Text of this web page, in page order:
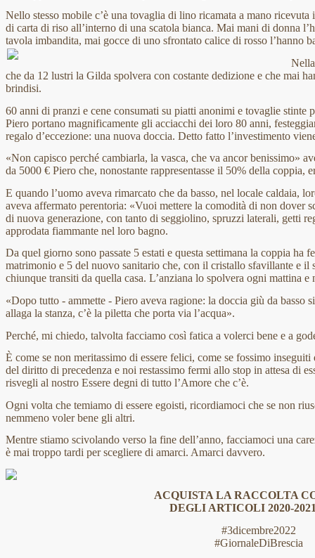
Nello stesso mobile c’è una tovaglia di lino ricamata a mano
di carta di riso all’interno di una scatola bianca. Mai mani di donna
tavola imbandita, mai gocce di uno sfrontato calice di rosso l’hanno
che da 12 lustri la Gilda spolvera con costante dedizione e che mai
brindisi.
60 anni di pranzi e cene consumati su piatti anonimi e tovaglie stinte
Piero portano magnificamente gli acciacchi dei loro 80 anni,
regalo d’eccezione: una nuova doccia. Detto fatto l’investimento
«Non capisco perché cambiarla, la vasca, che va ancor benissimo»
da 5000 € Piero che, nonostante rappresentasse il 50% della coppia,
E quando l’uomo aveva rimarcato che da basso, nel locale caldaia,
aveva affermato perentoria: «Vuoi mettere la comodità di non dover
di nuova generazione, con tanto di seggiolino, spruzzi laterali, getti
approdata fiammante nel loro bagno.
Da quel giorno sono passate 5 estati e questa settimana la coppia ha
matrimonio e 5 del nuovo sanitario che, con il cristallo sfavillante e il
chiunque transiti da quella casa. L’anziana lo spolvera ogni mattina e
«Dopo tutto - ammette - Piero aveva ragione: la doccia giù da basso
allaga la stanza, c’è la piletta che porta via l’acqua».
Perché, mi chiedo, talvolta facciamo così fatica a volerci bene e a
È come se non meritassimo di essere felici, come se fossimo
del diritto di precedenza e noi restassimo fermi allo stop in attesa di
risvegli al nostro Essere degni di tutto l’Amore che c’è.
Ogni volta che temiamo di essere egoisti, ricordiamoci che se non
nemmeno voler bene gli altri.
Mentre stiamo scivolando verso la fine dell’anno, facciamoci una
è mai troppo tardi per scegliere di amarci. Amarci davvero.
ACQUISTA LA RACCOLTA
DEGLI ARTICOLI 2020-
#3dicembre2022
#GiornaleDiBrescia